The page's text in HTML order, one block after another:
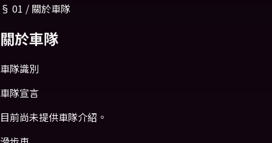
§ 01 / 關於車隊
關於車隊
車隊識別
車隊宣言
目前尚未提供車隊介紹。